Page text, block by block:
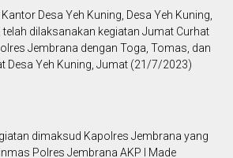
Desa Yeh Kuning, Desa Yeh Kuning,
dilaksanakan kegiatan Jumat Curhat
Jembrana dengan Toga, Tomas, dan
Desa Yeh Kuning, Jumat (21/7/2023)
dimaksud Kapolres Jembrana yang
Polres Jembrana AKP I Made